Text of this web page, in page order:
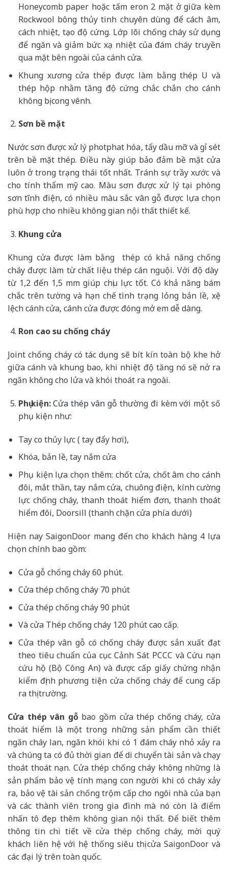
Honeycomb paper hoặc tấm eron 2 mặt ở giữa kèm
Rockwool bông thủy tinh chuyên dùng để cách âm,
cách nhiệt, tạo độ cứng. Lớp lõi chống cháy sử dụng
để ngăn và giảm bức xạ nhiệt của đám cháy truyền
qua mặt bên ngoài của cánh cửa.
Khung xương cửa thép được làm bằng thép U và
thép hộp nhằm tăng độ cứng chắc chắn cho cánh
không bị cong vênh.
Sơn bề mặt
Nước sơn được xử lý photphat hóa, tẩy dầu mỡ và gỉ sét
trên bề mặt thép. Điều này giúp bảo đảm bề mặt cửa
luôn ở trong trạng thái tốt nhất. Tránh sự trầy xước và
cho tính thẩm mỹ cao. Màu sơn được xử lý tại phòng
sơn tĩnh điện, có nhiều màu sắc vân gỗ được lựa chọn
phù hợp cho nhiều không gian nội thất thiết kế.
Khung cửa
Khung cửa được làm bằng thép có khả năng chống
cháy được làm từ chất liệu thép cán nguội. Với độ dày
từ 1,2 đến 1,5 mm giúp chịu lực tốt. Có khả năng bám
chắc trên tường và hạn chế tình trạng lỏng bản lề, xệ
lệch cánh cửa, cánh cửa được đóng mở em dễ dàng.
Ron cao su chống cháy
Joint chống cháy có tác dụng sẽ bít kín toàn bộ khe hở
giữa cánh và khung bao, khi nhiệt độ tăng nó sẽ nở ra
ngăn không cho lửa và khói thoát ra ngoài.
Phụ kiện:Cửa thép vân gỗ thường đi kèm với một số
phụ kiện như:
Tay co thủy lực ( tay đẩy hơi),
Khóa, bản lề, tay nắm cửa
Phụ kiện lựa chọn thêm: chốt cửa, chốt âm cho cánh
đôi, mắt thần, tay nắm cửa, chuông điện, kính cường
lực chống cháy, thanh thoát hiểm đơn, thanh thoát
hiểm đôi, Doorsill (thanh chặn cửa phía dưới)
Hiện nay SaigonDoor mang đến cho khách hàng 4 lựa
chọn chính bao gồm:
Cửa gỗ chống cháy 60 phút.
Cửa thép chống cháy 70 phút
Cửa thép chống cháy 90 phút
Và cửa Thép chống cháy 120 phút cao cấp.
Cửa thép vân gỗ có chống cháy được sản xuất đạt
theo tiêu chuẩn của cục Cảnh Sát PCCC và Cứu nạn
cứu hộ (Bộ Công An) và được cấp giấy chứng nhận
kiểm định phương tiện cửa chống cháy để cung cấp
ra thị trường.
Cửa thép vân gỗbao gồm cửa thép chống cháy, cửa
thoát hiểm là một trong những sản phẩm cần thiết
ngăn cháy lan, ngăn khói khi có 1 đám cháy nhỏ xảy ra
và chúng ta có đủ thời gian để di chuyển tài sản và chạy
thoát thoát nạn. Cửa thép chống cháy không những là
sản phẩm bảo vệ tính mạng con người khi có cháy xảy
ra, bảo vệ tài sản chống trộm cấp cho ngôi nhà của bạn
và các thành viên trong gia đình mà nó còn là điểm
nhấn tô đẹp thêm không gian nội thất. Để biết thêm
thông tin chi tiết về cửa thép chống cháy, mời quý
khách liên hệ với hệ thống siêu thị cửa SaigonDoor và
các đại lý trên toàn quốc.